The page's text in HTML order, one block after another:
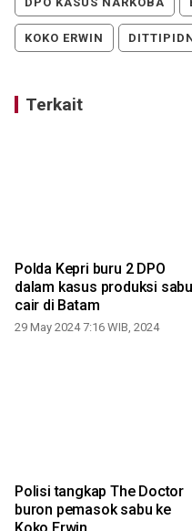
KOKO ERWIN
Terkait
Polda Kepri buru 2 DPO
dalam kasus produksi sabu
cair di Batam
29 May 2024 7:16 WIB, 2024
Polisi tangkap The Doctor
buron pemasok sabu ke
Koko Erwin